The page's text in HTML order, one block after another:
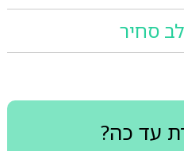
סחיר
עד כה?